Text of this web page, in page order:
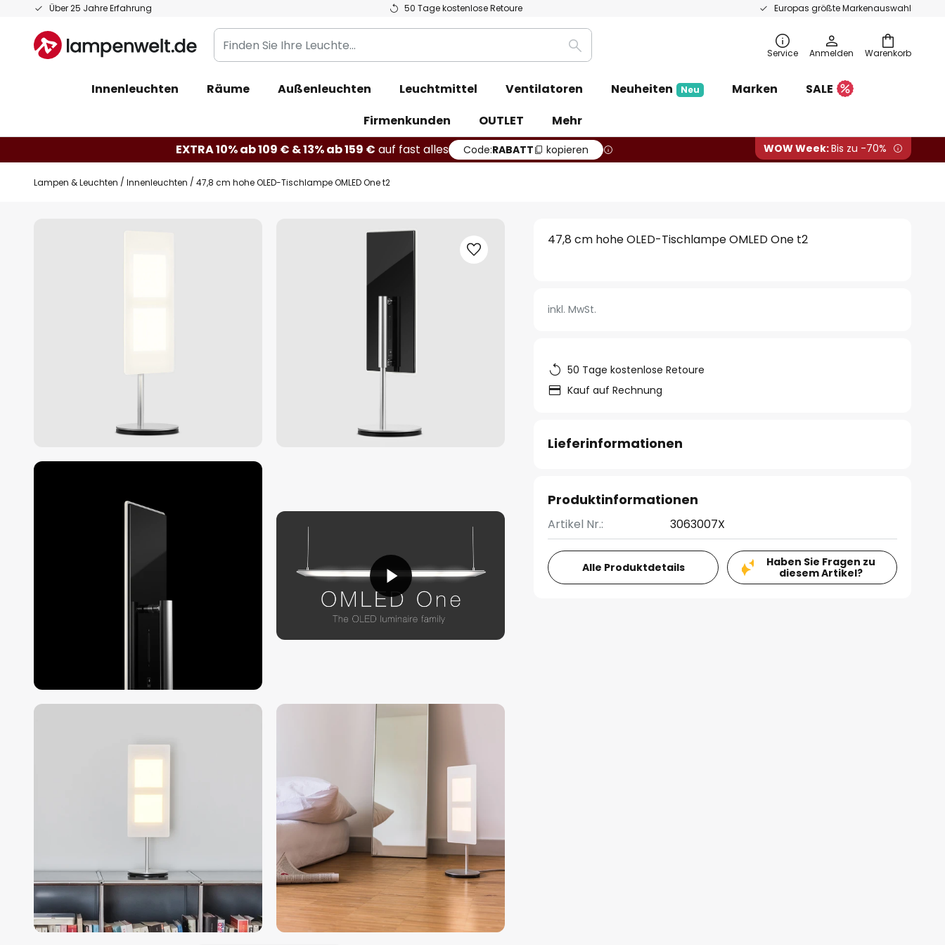
Über 25 Jahre Erfahrung 50 Tage kostenlose Retoure Europas größte Markenauswahl
Zum
springen
Warenkorb
Finden
Sie
Leuchte...
Suche Service Anmelden
Innenleuchten Räume Außenleuchten Leuchtmittel Ventilatoren Neuheiten Neu Marken
SALE
Firmenkunden
OUTLET
Mehr
EXTRA 10% ab 109 € & 13% ab 159 € auf fast alles Code:RABATT kopieren WOW Week:Bis zu -70%
Lampen & Leuchten Innenleuchten 47,8 cm hohe OLED-Tischlampe OMLED One t2
47,8 cm hohe OLED-Tischlampe OMLED One t2
inkl. MwSt.
50 Tage kostenlose Retoure
Kauf auf Rechnung
Lieferinformationen
Produktinformationen
Artikel Nr.: 3063007X
Alle Produktdetails
Haben Sie Fragen zu
diesem Artikel?